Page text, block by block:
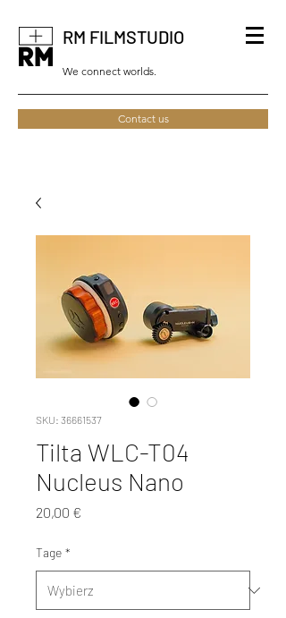
RM FILMSTUDIO
We connect worlds.
Contact us
SKU: 36661537
Tilta WLC-T04
Nucleus Nano
20,00 €
Tage *